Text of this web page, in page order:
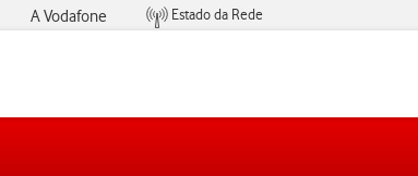
A Vodafone
Estado da Rede